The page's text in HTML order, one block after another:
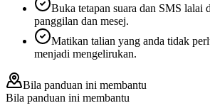
Buka tetapan suara dan SMS lalai
panggilan dan mesej.
Matikan talian yang anda tidak
menjadi mengelirukan.
Bila panduan ini membantu
Bila panduan ini membantu